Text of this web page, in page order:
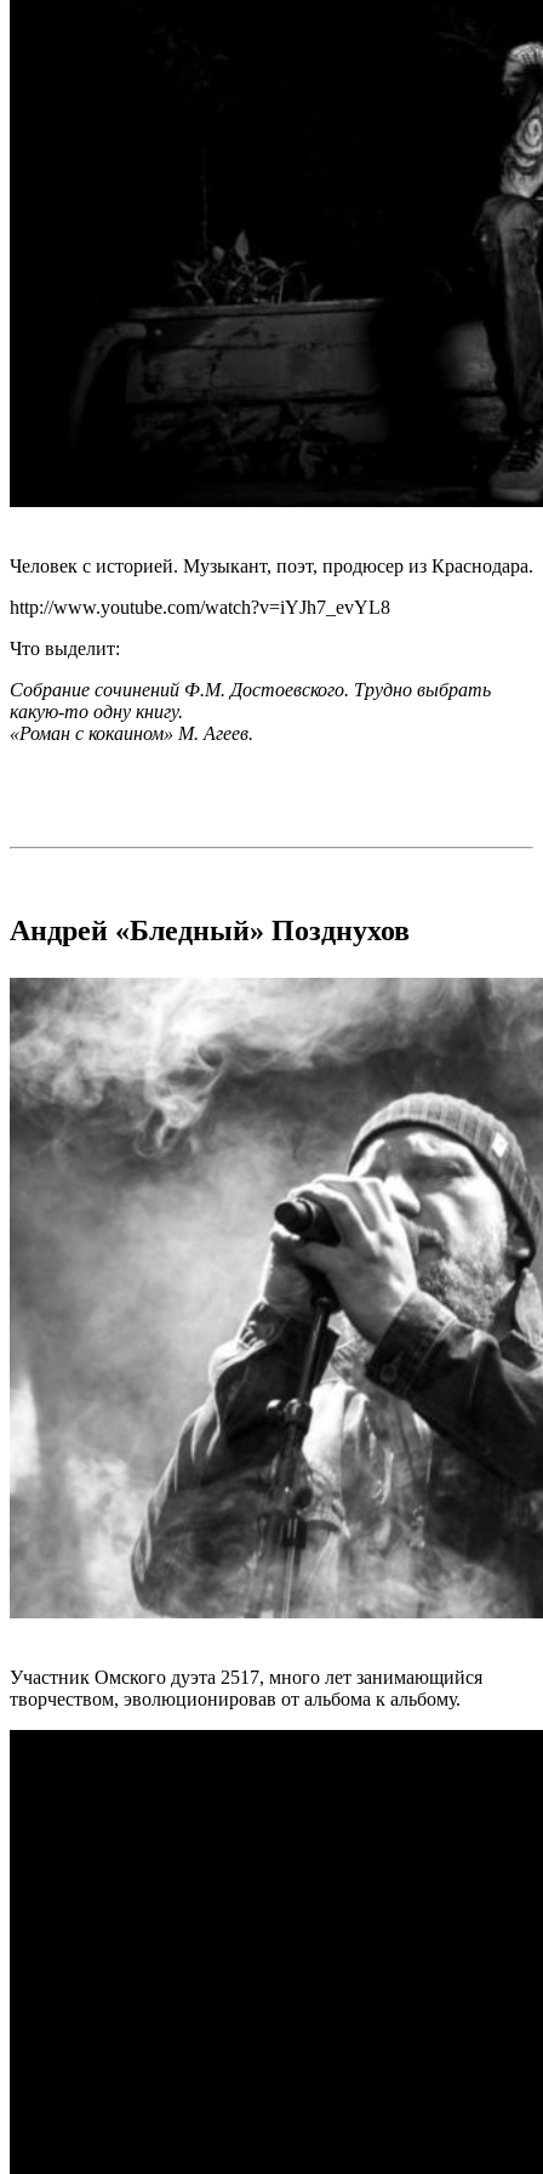
Человек с историей. Музыкант, поэт, продюсер из Краснодара.
http://www.youtube.com/watch?v=iYJh7_evYL8
Что выделит:
Собрание сочинений Ф.М. Достоевского. Трудно выбрать
какую-то одну книгу.
«Роман с кокаином» М. Агеев.
Андрей «Бледный» Позднухов
Участник Омского дуэта 2517, много лет занимающийся
творчеством, эволюционировав от альбома к альбому.